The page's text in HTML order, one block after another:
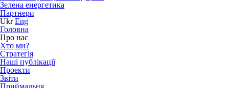
Зелена енергетика
Партнери
Ukr Eng
Головна
Про нас
Хто ми?
Стратегія
Наші публікації
Проекти
Звіти
Приймальня